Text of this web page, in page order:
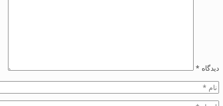
دیدگاه *